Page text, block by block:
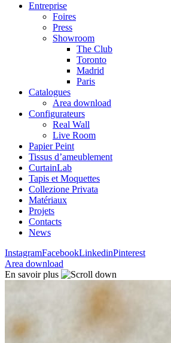
Entreprise
Foires
Press
Showroom
The Club
Toronto
Madrid
Paris
Catalogues
Area download
Configurateurs
Real Wall
Live Room
Papier Peint
Tissus d’ameublement
CurtainLab
Tapis et Moquettes
Collezione Privata
Matériaux
Projets
Contacts
News
InstagramFacebookLinkedinPinterest
Area download
En savoir plus